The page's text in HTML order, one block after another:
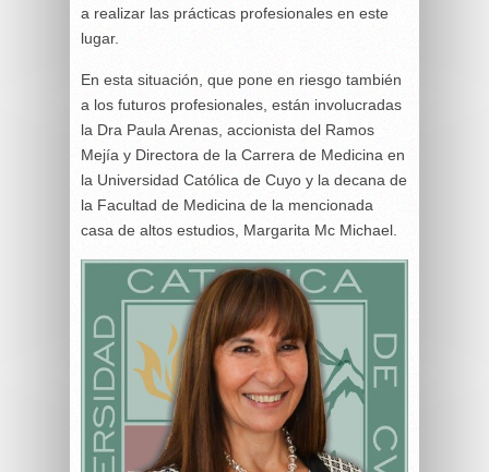
a realizar las prácticas profesionales en este
lugar.
En esta situación, que pone en riesgo también
a los futuros profesionales, están involucradas
la Dra Paula Arenas, accionista del Ramos
Mejía y Directora de la Carrera de Medicina en
la Universidad Católica de Cuyo y la decana de
la Facultad de Medicina de la mencionada
casa de altos estudios, Margarita Mc Michael.